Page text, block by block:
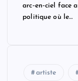
arc‑en‑ciel face
politique où le…
artiste